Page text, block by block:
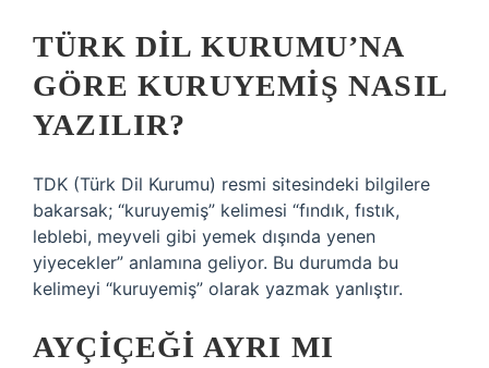
TÜRK DIL KURUMU’NA
GÖRE KURUYEMIŞ NASIL
YAZILIR?
TDK (Türk Dil Kurumu) resmi sitesindeki bilgilere
bakarsak; “kuruyemiş” kelimesi “fındık, fıstık,
leblebi, meyveli gibi yemek dışında yenen
yiyecekler” anlamına geliyor. Bu durumda bu
kelimeyi “kuruyemiş” olarak yazmak yanlıştır.
AYÇIÇEĞI AYRI MI